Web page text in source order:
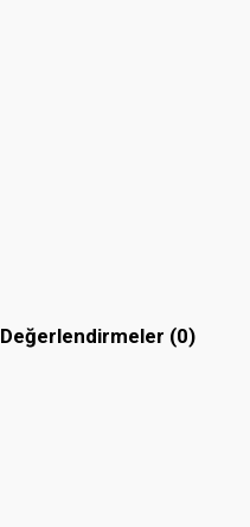
Değerlendirmeler (0)